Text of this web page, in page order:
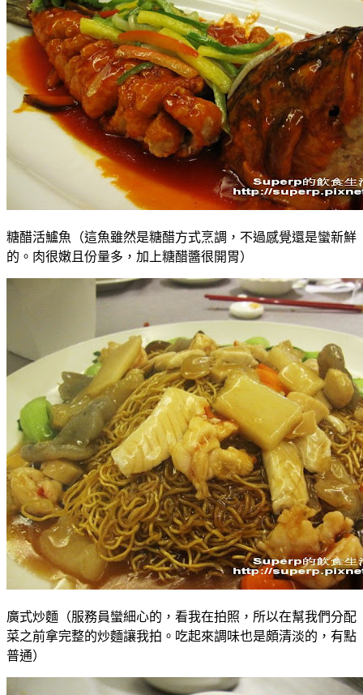
糖醋活鱸魚（這魚雖然是糖醋方式烹調，不過感覺還是蠻新鮮
的。肉很嫩且份量多，加上糖醋醬很開胃）
廣式炒麵（服務員蠻細心的，看我在拍照，所以在幫我們分配
菜之前拿完整的炒麵讓我拍。吃起來調味也是頗清淡的，有點
普通）